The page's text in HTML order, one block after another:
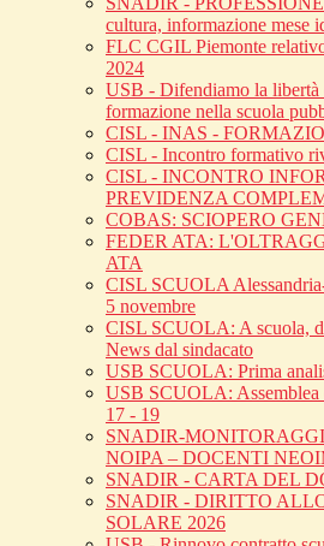
cultura, informazione mese
FLC CGIL Piemonte
2024
USB - Difendiamo la libertà
formazione nella scuola
CISL - INAS -
CISL - Incontro formativo
CISL - INCONTRO
PREVIDENZA
COBAS: SCIOPERO
FEDER ATA:
ATA
CISL SCUOLA
5 novembre
CISL SCUOLA: A scuola,
News dal sindacato
USB SCUOLA: Prima
USB SCUOLA: Assemblea
17 - 19
SNADIR-
NOIPA – DOCENTI
SNADIR - CARTA DEL
SNADIR - DIRITTO
SOLARE 2026